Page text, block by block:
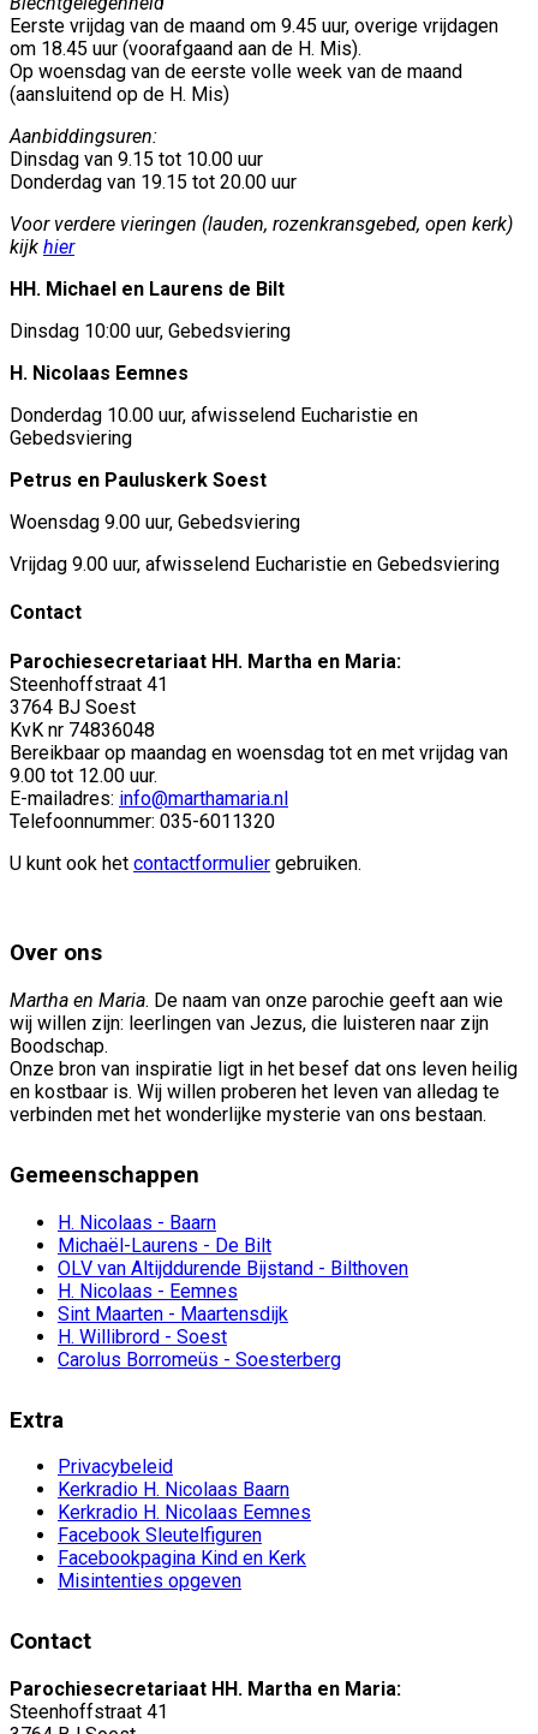
Eerste vrijdag van de maand om 9.45 uur, overige vrijdagen
om 18.45 uur (voorafgaand aan de H. Mis).
Op woensdag van de eerste volle week van de maand
(aansluitend op de H. Mis)
Aanbiddingsuren:
Dinsdag van 9.15 tot 10.00 uur
Donderdag van 19.15 tot 20.00 uur
Voor verdere vieringen (lauden, rozenkransgebed, open kerk)
kijk hier
HH. Michael en Laurens de Bilt
Dinsdag 10:00 uur, Gebedsviering
H. Nicolaas Eemnes
Donderdag 10.00 uur, afwisselend Eucharistie en
Gebedsviering
Petrus en Pauluskerk Soest
Woensdag 9.00 uur, Gebedsviering
Vrijdag 9.00 uur, afwisselend Eucharistie en Gebedsviering
Contact
Parochiesecretariaat HH. Martha en Maria:
Steenhoffstraat 41
3764 BJ Soest
KvK nr 74836048
Bereikbaar op maandag en woensdag tot en met vrijdag van
9.00 tot 12.00 uur.
E-mailadres: info@marthamaria.nl
Telefoonnummer: 035-6011320
U kunt ook het contactformulier gebruiken.
Over ons
Martha en Maria. De naam van onze parochie geeft aan wie
wij willen zijn: leerlingen van Jezus, die luisteren naar zijn
Boodschap.
Onze bron van inspiratie ligt in het besef dat ons leven heilig
en kostbaar is. Wij willen proberen het leven van alledag te
verbinden met het wonderlijke mysterie van ons bestaan.
Gemeenschappen
H. Nicolaas - Baarn
Michaël-Laurens - De Bilt
OLV van Altijddurende Bijstand - Bilthoven
H. Nicolaas - Eemnes
Sint Maarten - Maartensdijk
H. Willibrord - Soest
Carolus Borromeüs - Soesterberg
Extra
Privacybeleid
Kerkradio H. Nicolaas Baarn
Kerkradio H. Nicolaas Eemnes
Facebook Sleutelfiguren
Facebookpagina Kind en Kerk
Misintenties opgeven
Contact
Parochiesecretariaat HH. Martha en Maria:
Steenhoffstraat 41